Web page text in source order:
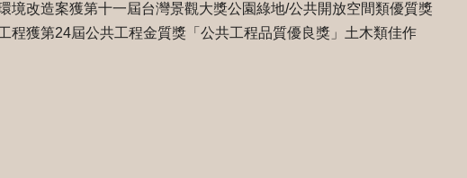
境改造案獲第十一屆台灣景觀大獎公園綠地/公共開放空間類優質獎
程獲第24屆公共工程金質獎「公共工程品質優良獎」土木類佳作